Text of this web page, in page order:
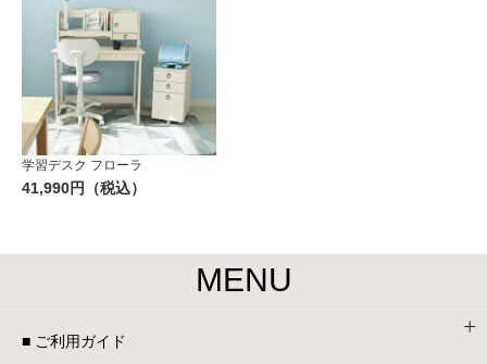
学習デスク フローラ
41,990円（税込）
MENU
■ ご利用ガイド